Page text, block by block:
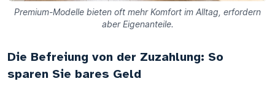
Premium-Modelle bieten oft mehr Komfort im Alltag, erfordern
aber Eigenanteile.
Die Befreiung von der Zuzahlung: So
sparen Sie bares Geld